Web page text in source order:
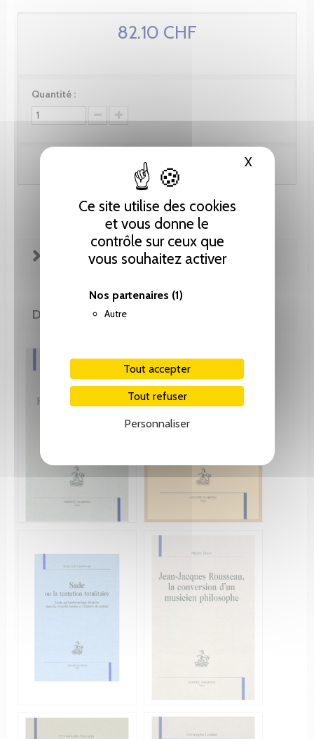
Ce site utilise des cookies
et vous donne le
contrôle sur ceux que
vous souhaitez activer
Nos partenaires (1)
Autre
Tout accepter
Tout refuser
Personnaliser
XMasquer
82.10 CHF
Quantité :
Ajouter au panier
FICHE TECHNIQUE
DE LA MÊME COLLECTION